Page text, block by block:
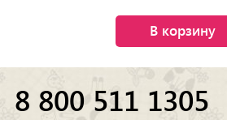
В корзину
8 800 511 1305